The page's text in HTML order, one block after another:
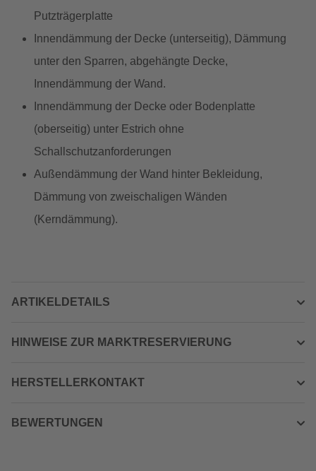
Putzträgerplatte
Innendämmung der Decke (unterseitig), Dämmung
unter den Sparren, abgehängte Decke,
Innendämmung der Wand.
Innendämmung der Decke oder Bodenplatte
(oberseitig) unter Estrich ohne
Schallschutzanforderungen
Außendämmung der Wand hinter Bekleidung,
Dämmung von zweischaligen Wänden
(Kerndämmung).
ARTIKELDETAILS
HINWEISE ZUR MARKTRESERVIERUNG
HERSTELLERKONTAKT
BEWERTUNGEN